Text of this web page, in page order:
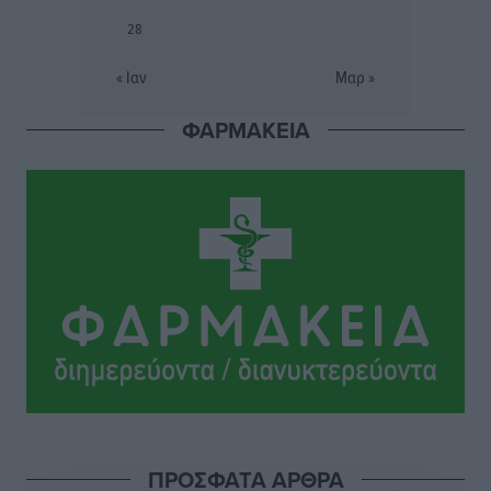
εργατικές κατοικίες στη Ρόδο
Ευρωπαϊκό Πρωτάθλημα Στίβου: Πότε αγωνίζονται η
Μαγκούλια, η Σπανουδάκη και ο Κριτούλης
Αθλητικά• πριν 7 ώρες
Εθνική Παίδων: Ο Χριστοδούλου και η καλύτερη
28
« Ιαν Μαρ »
ΦΑΡΜΑΚΕΙΑ
ΠΡΟΣΦΑΤΑ ΑΡΘΡΑ